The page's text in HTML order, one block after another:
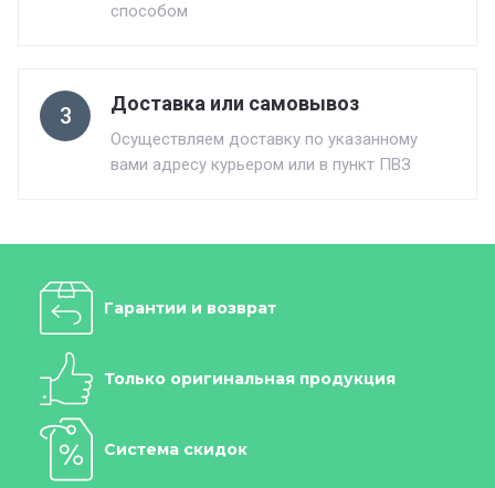
способом
3 Доставка или самовывоз
Осуществляем доставку по указанному
вами адресу курьером или в пункт ПВЗ
Гарантии и возврат
Только оригинальная продукция
Система скидок